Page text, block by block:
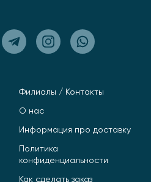
Филиалы / Контакты
О нас
Информация про доставку
Политика
конфиденциальности
Как сделать заказ